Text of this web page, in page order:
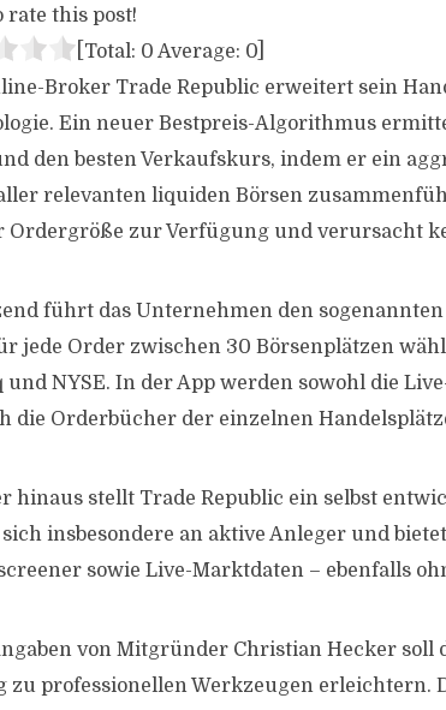
rate this post!
[Total: 0 Average: 0
Broker Trade Republic erweitert sein
Ein neuer Bestpreis-Algorithmus
den besten Verkaufskurs, indem er ein
relevanten liquiden Börsen
Ordergröße zur Verfügung und verursacht
führt das Unternehmen den
jede Order zwischen 30 Börsenplätzen
und NYSE. In der App werden sowohl die
die Orderbücher der einzelnen
hinaus stellt Trade Republic ein selbst
insbesondere an aktive Anleger und
sowie Live-Marktdaten – ebenfalls
von Mitgründer Christian Hecker
zu professionellen Werkzeugen erleichtern.